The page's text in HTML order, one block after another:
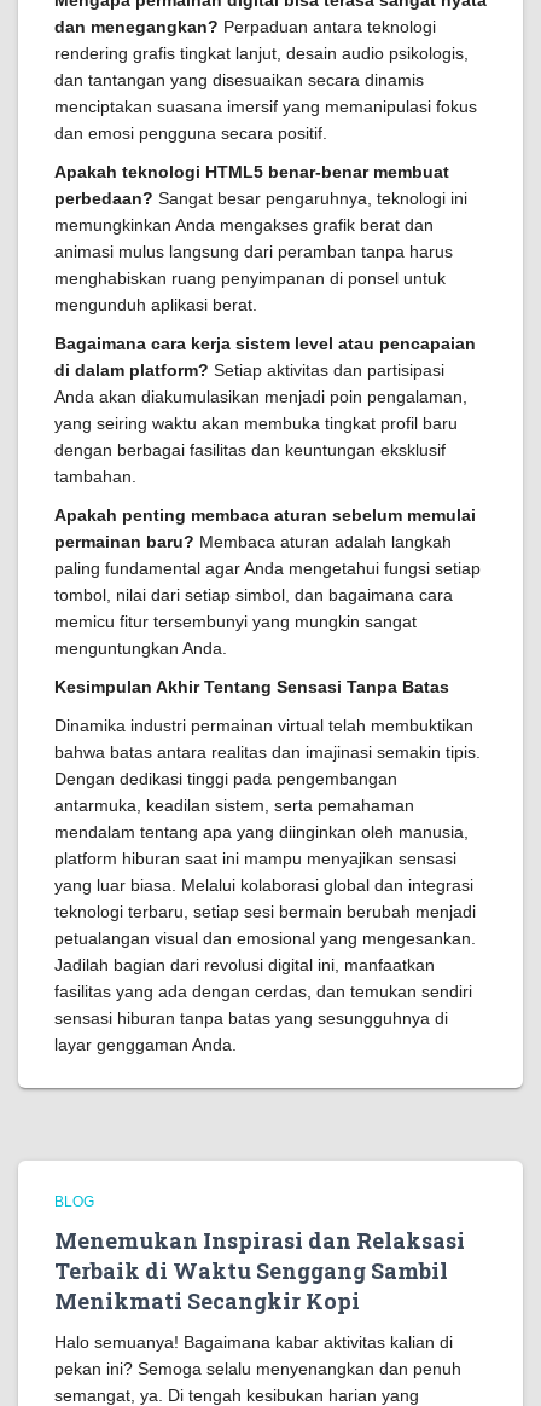
dan menegangkan? Perpaduan antara teknologi
rendering grafis tingkat lanjut, desain audio psikologis,
dan tantangan yang disesuaikan secara dinamis
menciptakan suasana imersif yang memanipulasi fokus
dan emosi pengguna secara positif.
Apakah teknologi HTML5 benar-benar membuat
perbedaan? Sangat besar pengaruhnya, teknologi ini
memungkinkan Anda mengakses grafik berat dan
animasi mulus langsung dari peramban tanpa harus
menghabiskan ruang penyimpanan di ponsel untuk
mengunduh aplikasi berat.
Bagaimana cara kerja sistem level atau pencapaian
di dalam platform? Setiap aktivitas dan partisipasi
Anda akan diakumulasikan menjadi poin pengalaman,
yang seiring waktu akan membuka tingkat profil baru
dengan berbagai fasilitas dan keuntungan eksklusif
tambahan.
Apakah penting membaca aturan sebelum memulai
permainan baru? Membaca aturan adalah langkah
paling fundamental agar Anda mengetahui fungsi setiap
tombol, nilai dari setiap simbol, dan bagaimana cara
memicu fitur tersembunyi yang mungkin sangat
menguntungkan Anda.
Kesimpulan Akhir Tentang Sensasi Tanpa Batas
Dinamika industri permainan virtual telah membuktikan
bahwa batas antara realitas dan imajinasi semakin tipis.
Dengan dedikasi tinggi pada pengembangan
antarmuka, keadilan sistem, serta pemahaman
mendalam tentang apa yang diinginkan oleh manusia,
platform hiburan saat ini mampu menyajikan sensasi
yang luar biasa. Melalui kolaborasi global dan integrasi
teknologi terbaru, setiap sesi bermain berubah menjadi
petualangan visual dan emosional yang mengesankan.
Jadilah bagian dari revolusi digital ini, manfaatkan
fasilitas yang ada dengan cerdas, dan temukan sendiri
sensasi hiburan tanpa batas yang sesungguhnya di
layar genggaman Anda.
BLOG
Menemukan Inspirasi dan Relaksasi
Terbaik di Waktu Senggang Sambil
Menikmati Secangkir Kopi
Halo semuanya! Bagaimana kabar aktivitas kalian di
pekan ini? Semoga selalu menyenangkan dan penuh
semangat, ya. Di tengah kesibukan harian yang